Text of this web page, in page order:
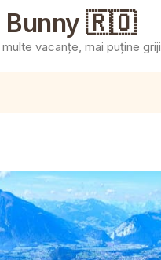
Bunny 🇷🇴
vacanțe, mai puține griji